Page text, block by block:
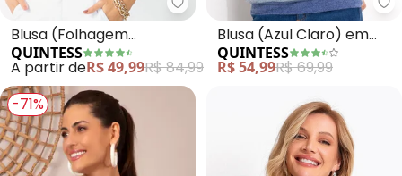
Quintess - Blusa (Folhagem
Blusa (Folhagem
Marinho) com Babados
nas Mangas
QUINTESS
A partir deR$ 49,99R$ 84,99
Blusa (Azul Claro) em
Malha Tricô
QUINTESS
R$ 54,99R$ 69,99
-71%